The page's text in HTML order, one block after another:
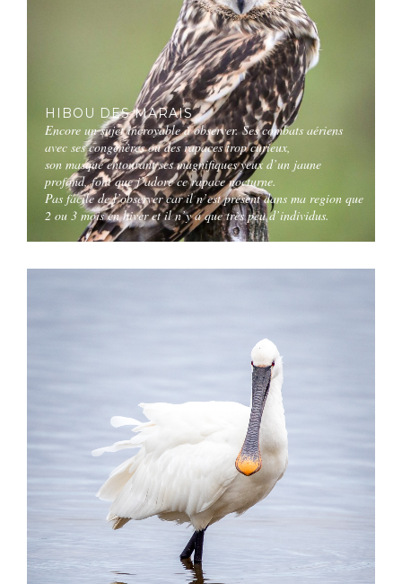
HIBOU DES MARAIS
Encore un sujet incroyable à observer. Ses combats aériens
avec ses congénères ou des rapaces trop curieux,
son masque entourant ses magnifiques yeux d’un jaune
profond, font que j’adore ce rapace nocturne.
Pas facile de l’observer car il n’est présent dans ma region que
2 ou 3 mois en hiver et il n’y a que très peu d’individus.